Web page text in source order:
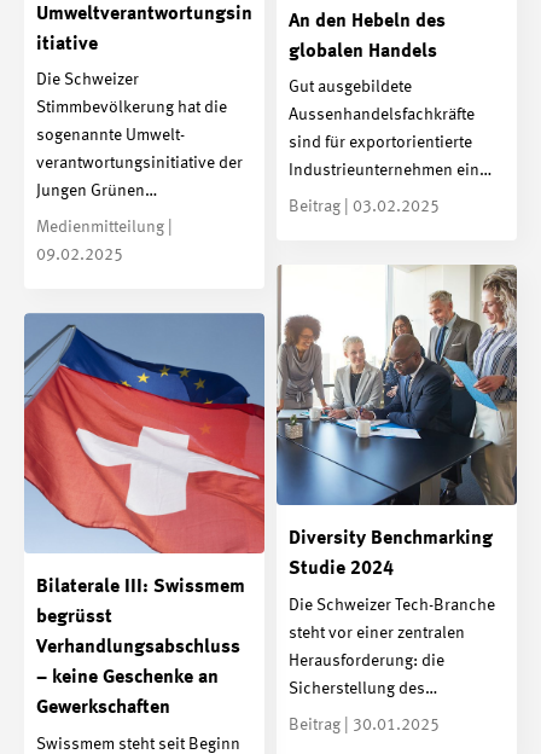
Umweltverantwortungsin
itiative
Die Schweizer
Stimmbevölkerung hat die
sogenannte Umwelt­
verantwortungs­initiative der
Jungen Grünen…
Medienmitteilung |
09.02.2025
An den Hebeln des
globalen Handels
Gut ausgebildete
Aussenhandelsfachkräfte
sind für exportorientierte
Industrieunternehmen ein…
Beitrag | 03.02.2025
Diversity Benchmarking
Studie 2024
Die Schweizer Tech-Branche
steht vor einer zentralen
Herausforderung: die
Sicherstellung des…
Beitrag | 30.01.2025
Bilaterale III: Swissmem
begrüsst
Verhandlungsabschluss
– keine Geschenke an
Gewerkschaften
Swissmem steht seit Beginn